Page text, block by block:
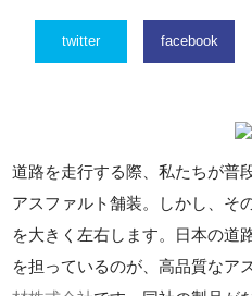
twitter facebook
道路を走行する際、私たちが普
アスファルト舗装。しかし、そ
を大きく左右します。日本の道
を担っているのが、高品質なア